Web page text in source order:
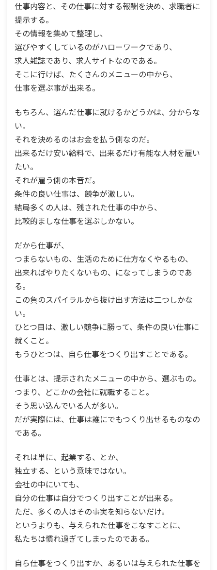
仕事内容と、その仕事に対する報酬を決め、求職者に
提示する。
その情報を集めて整理し、
選びやすくしているのがハローワークであり、
求人雑誌であり、求人サイトなのである。
そこに行けば、たくさんのメニューの中から、
仕事を選ぶ事が出来る。
もちろん、選んだ仕事に就けるかどうかは、分からな
い。
それを決めるのはお金を払う側なのだ。
出来るだけ安い給料で、出来るだけ有能な人材を雇い
たい。
それが雇う側の本音だ。
条件の良い仕事は、競争が激しい。
結局多くの人は、残された仕事の中から、
比較的ましな仕事を選ぶしかない。
だから仕事が、
つまらないもの、生活のために仕方なくやるもの、
出来ればやりたくないもの、になってしまうのであ
る。
この負のスパイラルから抜け出す方法は二つしかな
い。
ひとつ目は、激しい競争に勝って、条件の良い仕事に
就くこと。
もうひとつは、自ら仕事をつくり出すことである。
仕事とは、提示されたメニューの中から、選ぶもの。
つまり、どこかの会社に就職すること。
そう思い込んでいる人が多い。
だが実際には、仕事は誰にでもつくり出せるものなの
である。
それは単に、起業する、とか、
独立する、という意味ではない。
会社の中にいても、
自分の仕事は自分でつくり出すことが出来る。
ただ、多くの人はその事実を知らないだけ。
というよりも、与えられた仕事をこなすことに、
私たちは慣れ過ぎてしまったのである。
自ら仕事をつくり出すか、あるいは与えられた仕事を